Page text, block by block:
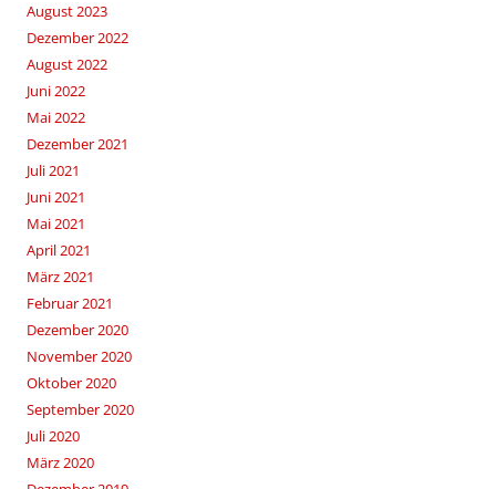
August 2023
Dezember 2022
August 2022
Juni 2022
Mai 2022
Dezember 2021
Juli 2021
Juni 2021
Mai 2021
April 2021
März 2021
Februar 2021
Dezember 2020
November 2020
Oktober 2020
September 2020
Juli 2020
März 2020